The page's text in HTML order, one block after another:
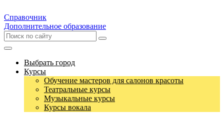
Справочник
Дополнительное образование
Выбрать город
Курсы
Обучение мастеров для салонов красоты
Театральные курсы
Музыкальные курсы
Курсы вокала